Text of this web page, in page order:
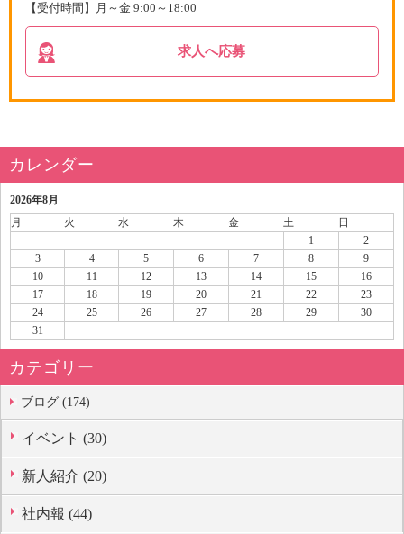
【受付時間】月～金 9:00～18:00
求人へ応募
カレンダー
2026年8月
月
火 水 木 金 土
日
1
2
3
4 5 6 7 8
9
10
11 12 13 14 15
16
17
18 19 20 21 22
23
24
25 26 27 28 29
30
31
カテゴリー
ブログ (174)
イベント (30)
新人紹介 (20)
社内報 (44)